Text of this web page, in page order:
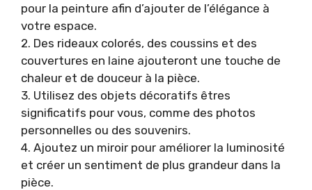
pour la peinture afin d’ajouter de l’élégance à
votre espace.
2. Des rideaux colorés, des coussins et des
couvertures en laine ajouteront une touche de
chaleur et de douceur à la pièce.
3. Utilisez des objets décoratifs êtres
significatifs pour vous, comme des photos
personnelles ou des souvenirs.
4. Ajoutez un miroir pour améliorer la luminosité
et créer un sentiment de plus grandeur dans la
pièce.